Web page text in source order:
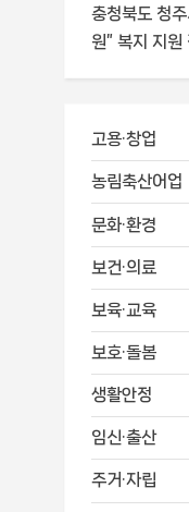
충청북도 청
원” 복지 지
고용·창업
농림축산어업
문화·환경
보건·의료
보육·교육
보호·돌봄
생활안정
임신·출산
주거·자립